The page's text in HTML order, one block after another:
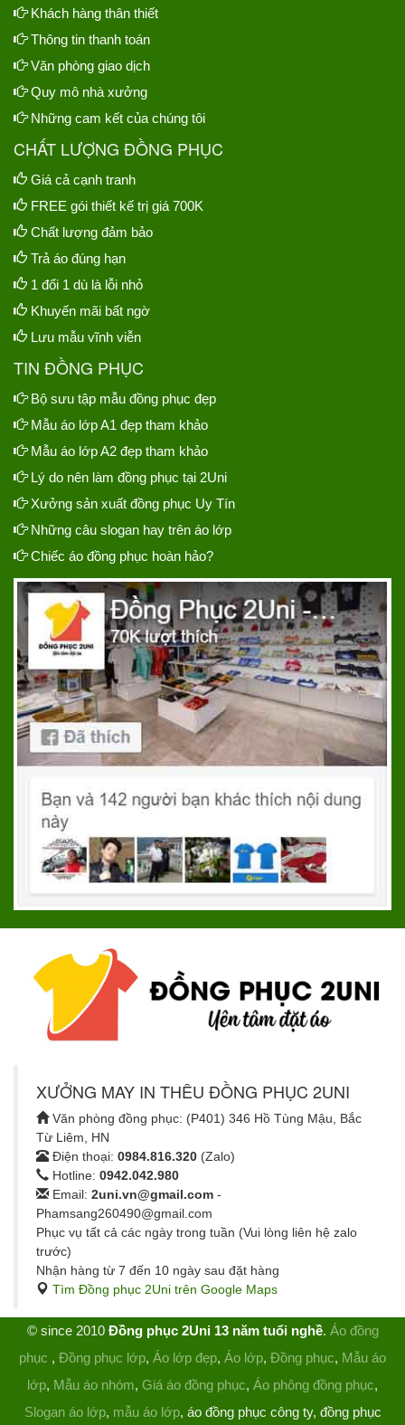
Khách hàng thân thiết
Thông tin thanh toán
Văn phòng giao dịch
Quy mô nhà xưởng
Những cam kết của chúng tôi
CHẤT LƯỢNG ĐỒNG PHỤC
Giá cả cạnh tranh
FREE gói thiết kế trị giá 700K
Chất lượng đảm bảo
Trả áo đúng hạn
1 đổi 1 dù là lỗi nhỏ
Khuyến mãi bất ngờ
Lưu mẫu vĩnh viễn
TIN ĐỒNG PHỤC
Bộ sưu tập mẫu đồng phục đẹp
Mẫu áo lớp A1 đẹp tham khảo
Mẫu áo lớp A2 đẹp tham khảo
Lý do nên làm đồng phục tại 2Uni
Xưởng sản xuất đồng phục Uy Tín
Những câu slogan hay trên áo lớp
Chiếc áo đồng phục hoàn hảo?
XƯỞNG MAY IN THÊU ĐỒNG PHỤC 2UNI
Văn phòng đồng phục: (P401) 346 Hồ Tùng Mậu, Bắc
Từ Liêm, HN
Điện thoại: 0984.816.320 (Zalo)
Hotline: 0942.042.980
Email: 2uni.vn@gmail.com -
Phamsang260490@gmail.com
Phục vụ tất cả các ngày trong tuần (Vui lòng liên hệ zalo
trước)
Nhận hàng từ 7 đến 10 ngày sau đặt hàng
Tìm Đồng phục 2Uni trên Google Maps
© since 2010 Đồng phục 2Uni 13 năm tuổi nghề. Áo đồng
phục , Đồng phục lớp, Áo lớp đẹp, Áo lớp, Đồng phục, Mẫu áo
lớp, Mẫu áo nhóm, Giá áo đồng phục, Áo phông đồng phục,
Slogan áo lớp, mẫu áo lớp, áo đồng phục công ty, đồng phục